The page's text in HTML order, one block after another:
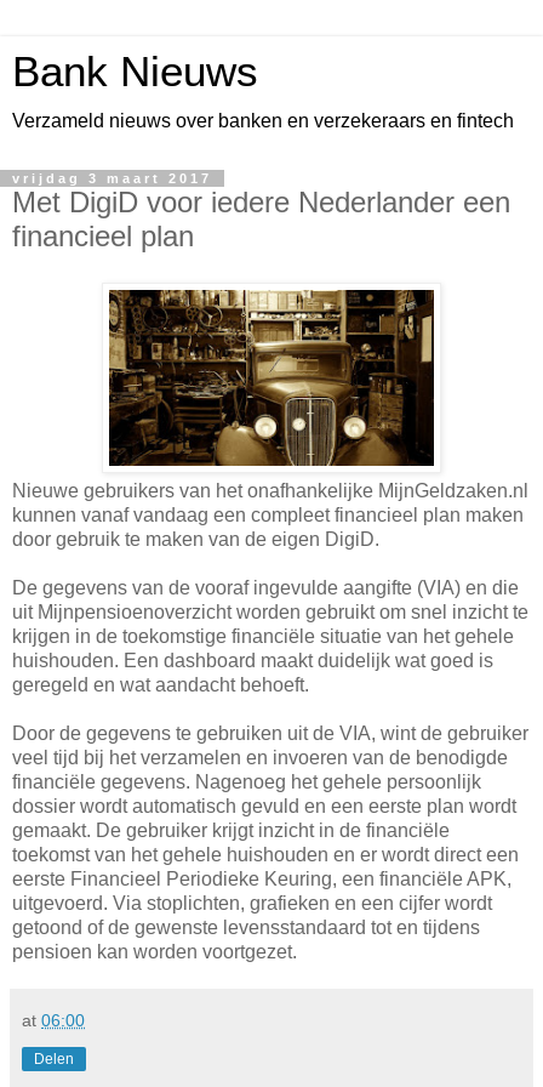
Bank Nieuws
Verzameld nieuws over banken en verzekeraars en fintech
vrijdag 3 maart 2017
Met DigiD voor iedere Nederlander een
financieel plan
Nieuwe gebruikers van het onafhankelijke MijnGeldzaken.nl
kunnen vanaf vandaag een compleet financieel plan maken
door gebruik te maken van de eigen DigiD.
De gegevens van de vooraf ingevulde aangifte (VIA) en die
uit Mijnpensioenoverzicht worden gebruikt om snel inzicht te
krijgen in de toekomstige financiële situatie van het gehele
huishouden. Een dashboard maakt duidelijk wat goed is
geregeld en wat aandacht behoeft.
Door de gegevens te gebruiken uit de VIA, wint de gebruiker
veel tijd bij het verzamelen en invoeren van de benodigde
financiële gegevens. Nagenoeg het gehele persoonlijk
dossier wordt automatisch gevuld en een eerste plan wordt
gemaakt. De gebruiker krijgt inzicht in de financiële
toekomst van het gehele huishouden en er wordt direct een
eerste Financieel Periodieke Keuring, een financiële APK,
uitgevoerd. Via stoplichten, grafieken en een cijfer wordt
getoond of de gewenste levensstandaard tot en tijdens
pensioen kan worden voortgezet.
at 06:00
Delen